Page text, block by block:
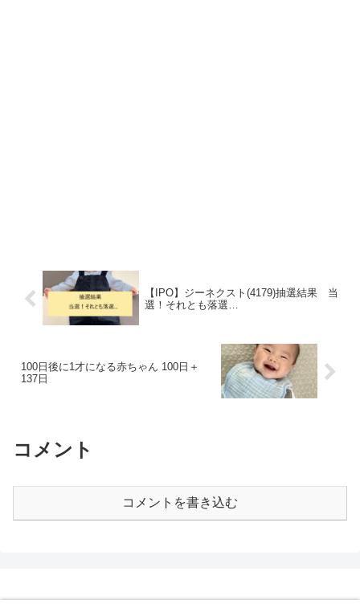
【IPO】ジーネクスト(4179)抽選結果 当
選！それとも落選…
100日後に1才になる赤ちゃん 100日＋
137日
コメント
コメントを書き込む